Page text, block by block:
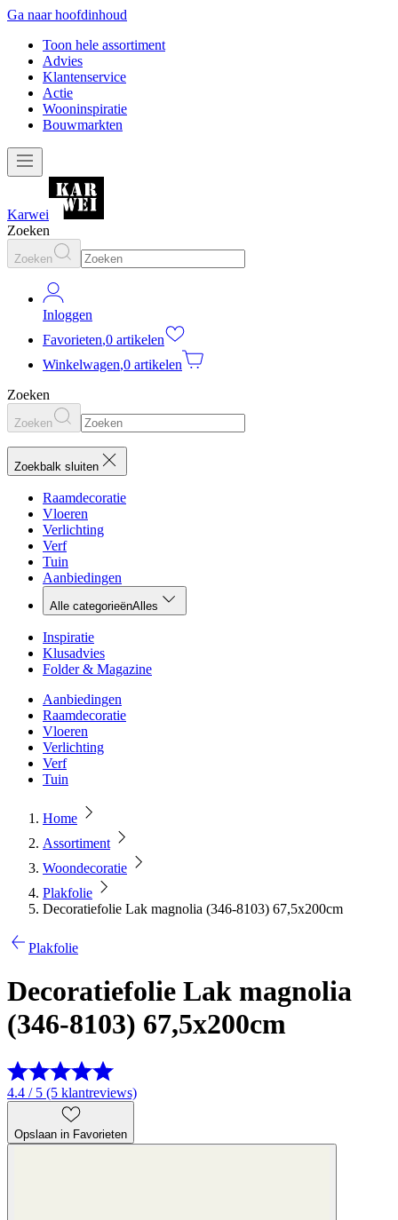
Ga naar hoofdinhoud
Toon hele assortiment
Advies
Klantenservice
Actie
Wooninspiratie
Bouwmarkten
Karwei
Zoeken
Zoeken
Inloggen
Favorieten,0 artikelen
Winkelwagen,0 artikelen
Zoeken
Zoeken
Zoekbalk sluiten
Raamdecoratie
Vloeren
Verlichting
Verf
Tuin
Aanbiedingen
Alle categorieënAlles
Inspiratie
Klusadvies
Folder & Magazine
Aanbiedingen
Raamdecoratie
Vloeren
Verlichting
Verf
Tuin
Home
Assortiment
Woondecoratie
Plakfolie
Decoratiefolie Lak magnolia (346-8103) 67,5x200cm
Plakfolie
Decoratiefolie Lak magnolia
(346-8103) 67,5x200cm
4.4 / 5 (5 klantreviews)
Opslaan in Favorieten